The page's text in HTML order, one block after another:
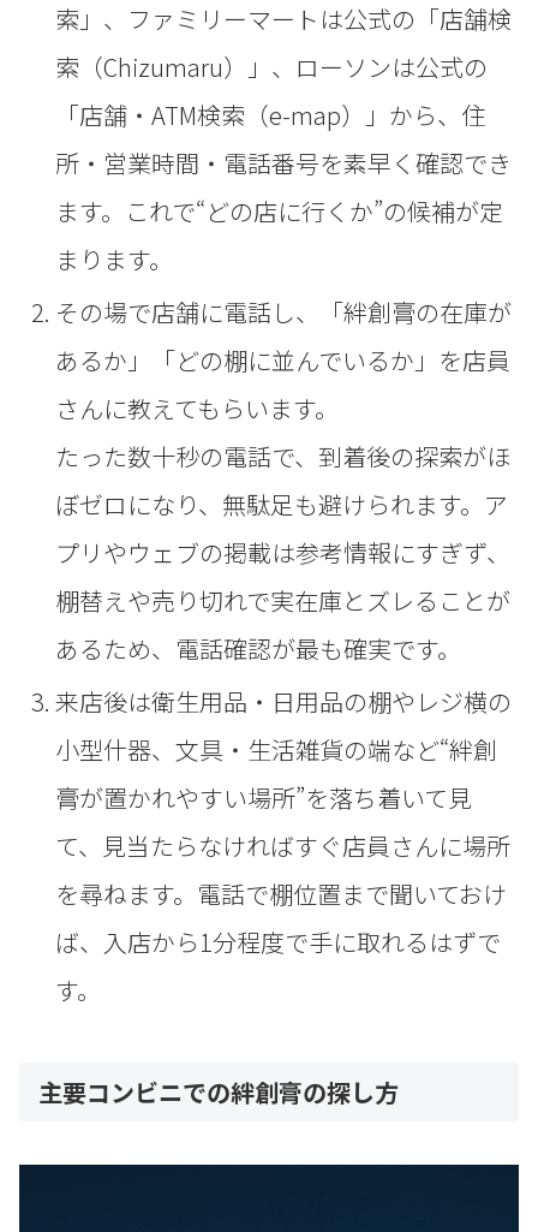
索」、ファミリーマートは公式の「店舗検
索（Chizumaru）」、ローソンは公式の
「店舗・ATM検索（e-map）」から、住
所・営業時間・電話番号を素早く確認でき
ます。これで“どの店に行くか”の候補が定
まります。
その場で店舗に電話し、「絆創膏の在庫が
あるか」「どの棚に並んでいるか」を店員
さんに教えてもらいます。
たった数十秒の電話で、到着後の探索がほ
ぼゼロになり、無駄足も避けられます。ア
プリやウェブの掲載は参考情報にすぎず、
棚替えや売り切れで実在庫とズレることが
あるため、電話確認が最も確実です。
来店後は衛生用品・日用品の棚やレジ横の
小型什器、文具・生活雑貨の端など“絆創
膏が置かれやすい場所”を落ち着いて見
て、見当たらなければすぐ店員さんに場所
を尋ねます。電話で棚位置まで聞いておけ
ば、入店から1分程度で手に取れるはずで
す。
主要コンビニでの絆創膏の探し方